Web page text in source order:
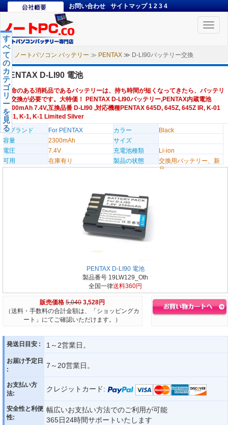
お問い合わせ サイトマップ 1 2 3 4
Toggle
ノートパソコン バッテリー ≫ PENTAX ≫ D-LI90バッテリー交換
す
べ
て
の
カ
テ
ゴ
リ
ー
を
見
る
PENTAX D-LI90 電池
寿命のある消耗品であるバッテリーは、持ち時間が短くなってきたら、バッテリ
ー交換が必要です。大特価！ PENTAX D-LI90バッテリー,PENTAX内蔵電池
2300mAh 7.4V,互換品番 D-LI90 ,対応機種PENTAX 645D, 645Z, 645Z IR, K-01
K01, K-1, K-1 Limited Silver
のブランド
For PENTAX カラー
Black
容量
2300mAh
サイズ
電圧
7.4V 充電池種類
Li-ion
可用
在庫有り 製品の状態
交換用バッテリー、新
品
PENTAX D-LI90 電池
製品番号 19LW129_Oth
全国一律送料360円
販売価格 5,040 3,528円
（送料・手数料の合計金額は、「ショッピングカ
ート」にてご確認いただけます。）
発送日目安 : 1～2営業日。
お届け予定日
:
7～20営業日。
お支払い方
法:
クレジットカード:
安全性と利便
性:
幅広いお支払い方法でのご利用が可能
365日24時間サポートいたします